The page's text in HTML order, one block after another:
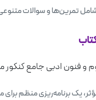
تمرین‌ها و سوالات
و فنون ادبی جامع
یک برنامه‌ریزی منظم